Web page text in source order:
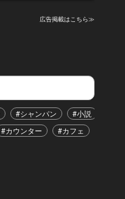
広告掲載はこちら≫
#シャンパン #小説
#カウンター #カフェ